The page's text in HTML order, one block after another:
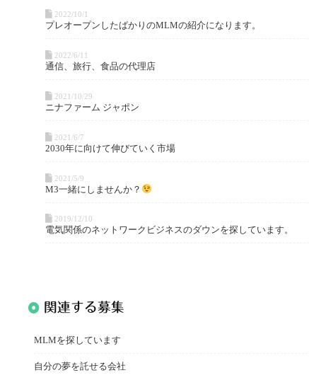
2022/10/1
プレオープンしたばかりのMLMの紹介になります。
2022/6/11
通信、旅行、食品の代理店
2021/10/29
ニナファーム ジャポン
2021/6/7
2030年に向けて伸びていく市場
2021/5/9
M3一緒にしませんか？
2019/12/10
電気関係のネットワークビジネスのダウンを探しています。
関連する募集
MLMを探しています
自分の夢を託せる会社